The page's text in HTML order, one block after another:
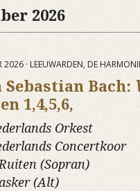
2026
2026 · LEEUWARDEN, DE
Sebastian Bach:
1,4,5,6,
Orkest
Concertkoor
(Sopran)
(Alt)